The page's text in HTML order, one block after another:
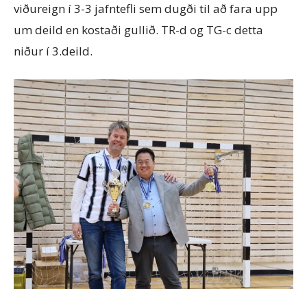
viðureign í 3-3 jafntefli sem dugði til að fara upp
um deild en kostaði gullið. TR-d og TG-c detta
niður í 3.deild.